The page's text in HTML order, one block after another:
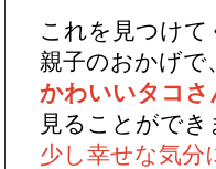
これを見つけて
親子のおかげで
かわいいタコさ
見ることがで
少し幸せな気分